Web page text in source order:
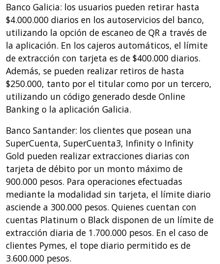
Banco Galicia: los usuarios pueden retirar hasta
$4.000.000 diarios en los autoservicios del banco,
utilizando la opción de escaneo de QR a través de
la aplicación. En los cajeros automáticos, el límite
de extracción con tarjeta es de $400.000 diarios.
Además, se pueden realizar retiros de hasta
$250.000, tanto por el titular como por un tercero,
utilizando un código generado desde Online
Banking o la aplicación Galicia.
Banco Santander: los clientes que posean una
SuperCuenta, SuperCuenta3, Infinity o Infinity
Gold pueden realizar extracciones diarias con
tarjeta de débito por un monto máximo de
900.000 pesos. Para operaciones efectuadas
mediante la modalidad sin tarjeta, el límite diario
asciende a 300.000 pesos. Quienes cuentan con
cuentas Platinum o Black disponen de un límite de
extracción diaria de 1.700.000 pesos. En el caso de
clientes Pymes, el tope diario permitido es de
3.600.000 pesos.